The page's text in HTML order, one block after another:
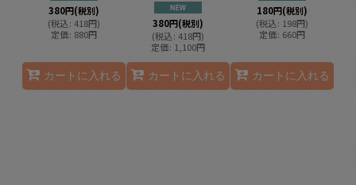
380円(税別)
(税込: 418円)
定価: 880円
カートに入れる
380円(税別)
(税込: 418円)
定価: 1,100円
カートに入れる
180円(税別)
(税込: 198円)
定価: 660円
カートに入れる